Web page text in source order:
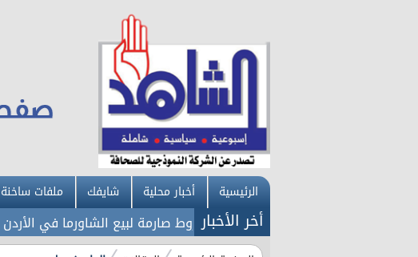
الرئيسية أخبار محلية شايفك ملفات ساخنة
أخر الأخبار
عاجل: شروط صارمة لبيع الشاورما في الأردن